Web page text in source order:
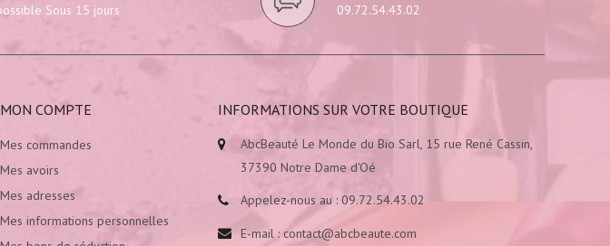
Sous 15 jours 09.72.54.43.02
MON COMPTE
Mes commandes
Mes avoirs
Mes adresses
Mes informations personnelles
INFORMATIONS SUR VOTRE BOUTIQUE
AbcBeauté Le Monde du Bio Sarl, 15 rue René Cassin,
37390 Notre Dame d'Oé
Appelez-nous au : 09.72.54.43.02
E-mail : contact@abcbeaute.com